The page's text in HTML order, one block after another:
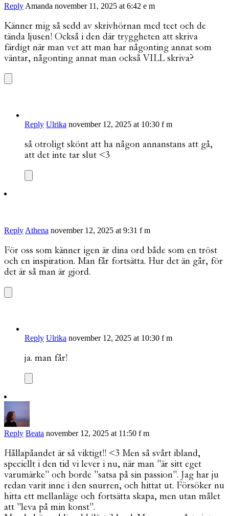
Reply Amanda november 11, 2025 at 6:42 e m
Känner mig så sedd av skrivhörnan med teet och de
tända ljusen! Också i den där tryggheten att skriva
färdigt när man vet att man har någonting annat som
väntar, någonting annat man också VILL skriva?
Reply Ulrika november 12, 2025 at 10:30 f m
så otroligt skönt att ha någon annanstans att gå,
att det inte tar slut <3
Reply Athena november 12, 2025 at 9:31 f m
För oss som känner igen är dina ord både som en tröst
och en inspiration. Man får fortsätta. Hur det än går, för
det är så man är gjord.
Reply Ulrika november 12, 2025 at 10:30 f m
ja. man får!
Reply Beata november 12, 2025 at 11:50 f m
Hållapåandet är så viktigt!! <3 Men så svårt ibland,
speciellt i den tid vi lever i nu, när man "är sitt eget
varumärke" och borde "satsa på sin passion". Jag har ju
redan varit inne i den snurren, och hittat ut. Försöker nu
hitta ett mellanläge och fortsätta skapa, men utan målet
att "leva på min konst".